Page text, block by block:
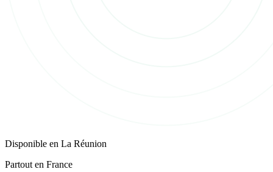
Disponible en La Réunion
Partout en France